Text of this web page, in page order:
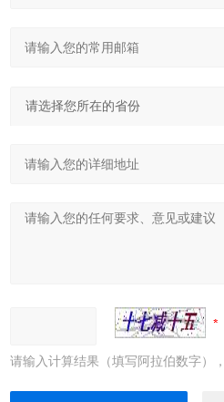
请输入计算结果（填写阿拉伯数字）